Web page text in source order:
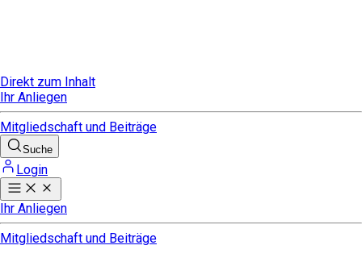
Direkt zum Inhalt
Ihr Anliegen
Mitgliedschaft und Beiträge
Suche
Login
Ihr Anliegen
Mitgliedschaft und Beiträge